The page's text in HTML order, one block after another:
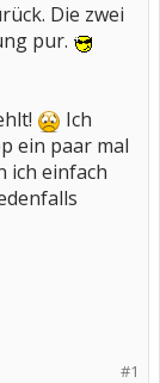
Die zwei
pur.
Ich
ein paar mal
ich einfach
#1